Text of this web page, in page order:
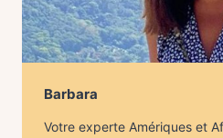
Barbara
Votre experte Amériques et